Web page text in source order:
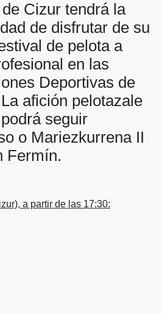
Cizur tendrá la
de disfrutar de su
de pelota a
en las
Deportivas de
afición pelotazale
seguir
o Mariezkurrena II
Fermín.
a partir de las 17:30: